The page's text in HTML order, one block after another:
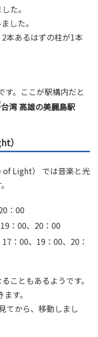
た。
した。
本あるはずの柱が1本
す。ここが駅構内だと
）
Light） では音楽と光
：00
00、20：00
：00、19：00、20：
こともあるようです。
す。
てから、移動しまし